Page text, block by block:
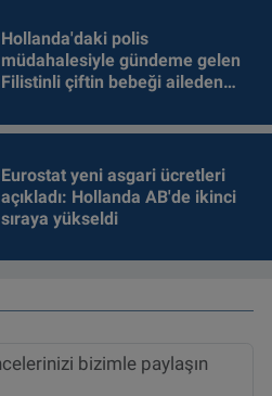
Hollanda'daki polis
müdahalesiyle gündeme gelen
Filistinli çiftin bebeği aileden
Eurostat yeni asgari ücretleri
açıkladı: Hollanda AB'de ikinci
sıraya yükseldi